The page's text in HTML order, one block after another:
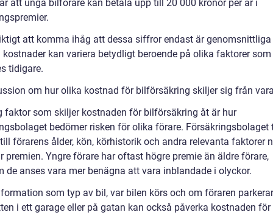
att unga bilförare kan betala upp till 20 000 kronor per år i
att komma ihåg att dessa siffror endast är
kan variera betydligt beroende på olika faktorer som
tidigare.
om hur olika kostnad för bilförsäkring skiljer sig från
faktor som skiljer kostnaden för bilförsäkring åt är hur
bedömer risken för olika förare. Försäkringsbolaget
förarens ålder, kön, körhistorik och andra relevanta faktorer
premien. Yngre förare har oftast högre premie än äldre förare,
de anses vara mer benägna att vara inblandade i olyckor.
som typ av bil, var bilen körs och om föraren
i ett garage eller på gatan kan också påverka kostnaden för